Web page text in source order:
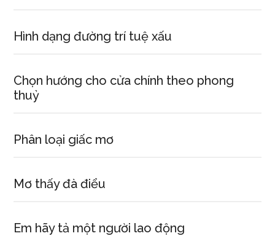
Hình dạng đường trí tuệ xấu
Chọn hướng cho cửa chính theo phong
thuỷ
Phân loại giấc mơ
Mơ thấy đà điểu
Em hãy tả một người lao động